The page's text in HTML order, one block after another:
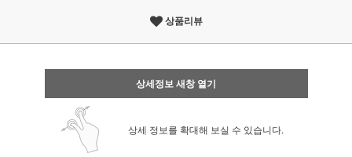
상품리뷰
상세정보 새창 열기
상세 정보를 확대해 보실 수 있습니다.